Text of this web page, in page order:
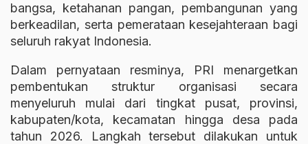
bangsa, ketahanan pangan, pembangunan yang
berkeadilan, serta pemerataan kesejahteraan bagi
seluruh rakyat Indonesia.
Dalam pernyataan resminya, PRI menargetkan
pembentukan struktur organisasi secara
menyeluruh mulai dari tingkat pusat, provinsi,
kabupaten/kota, kecamatan hingga desa pada
tahun 2026. Langkah tersebut dilakukan untuk